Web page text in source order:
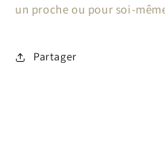
un proche ou pour soi-
Partager